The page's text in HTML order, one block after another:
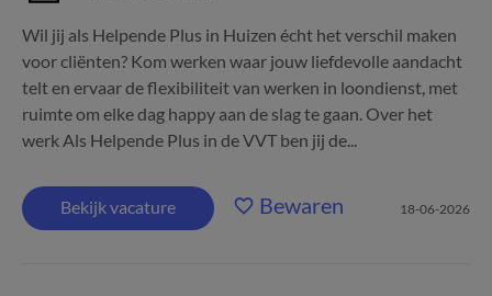
Wil jij als Helpende Plus in Huizen écht het verschil maken
voor cliënten? Kom werken waar jouw liefdevolle aandacht
telt en ervaar de flexibiliteit van werken in loondienst, met
ruimte om elke dag happy aan de slag te gaan. Over het
werk Als Helpende Plus in de VVT ben jij de...
Bekijk vacature Bewaren 18-06-2026